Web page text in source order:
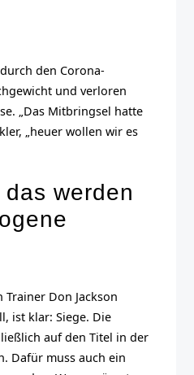
den Corona-
und verloren
„Das Mitbringsel hatte
„heuer wollen wir es
werden
Don Jackson
ist klar: Siege. Die
auf den Titel in der
Dafür muss auch ein